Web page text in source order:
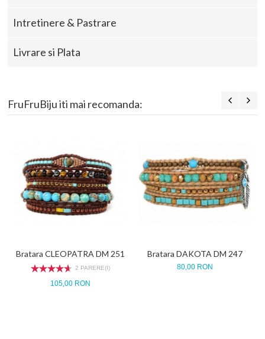
Intretinere & Pastrare
Livrare si Plata
FruFruBiju iti mai recomanda:
Bratara CLEOPATRA DM 251
2 PARERE(I)
105,00 RON
Bratara DAKOTA DM 247
80,00 RON